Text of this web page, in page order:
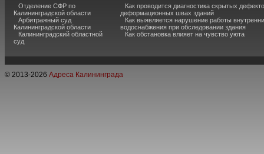
Отделение СФР по
Калининградской области
Арбитражный суд
Калининградской области
Калининградский областной
суд
Как проводится диагностика скрытых
деформационных швах зданий
Как выявляется нарушение работы
водоснабжения при обследовании здания
Как обстановка влияет на чувство уюта
© 2013-2026 Адреса Калининграда